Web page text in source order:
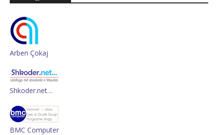
Arben Çokaj
Shkoder.net…
BMC Computer